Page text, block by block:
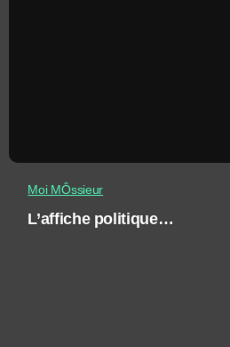
Moi MÔssieur
L’affiche politique…